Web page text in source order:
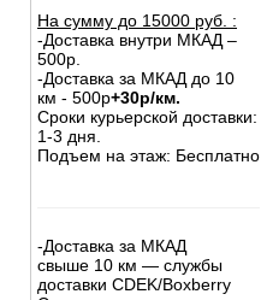
На сумму до 15000 руб. :
-Доставка внутри МКАД –
500р.
-Доставка за МКАД до 10
км - 500р+30р/км.
Сроки курьерской доставки:
1-3 дня.
Подъем на этаж: Бесплатно
-Доставка за МКАД
свыше 10 км — службы
доставки CDEK/Boxberry